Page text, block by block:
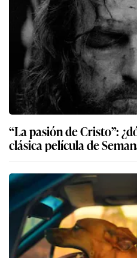
“La pasión de Cristo”:
clásica película de